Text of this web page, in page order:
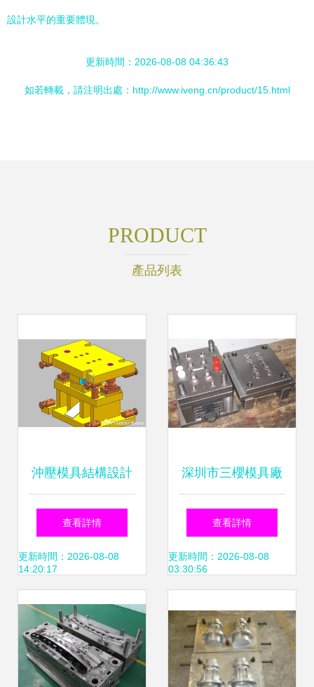
設計水平的重要體現。
更新時間：2026-08-08 04:36:43
如若轉載，請注明出處：http://www.iveng.cn/product/15.html
PRODUCT
產品列表
沖壓模具結構設計
學習——單沖模、
復合模與連續模的
查看詳情
更新時間：2026-08-08
14:20:17
深圳市三櫻模具廠
專業塑料模具與硅
膠產品設計制造商
查看詳情
更新時間：2026-08-08
03:30:56